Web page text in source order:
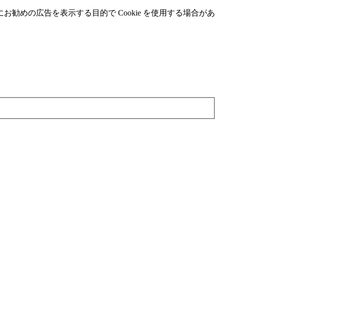
勧めの広告を表⽰する⽬的で Cookie を使⽤する場合があ